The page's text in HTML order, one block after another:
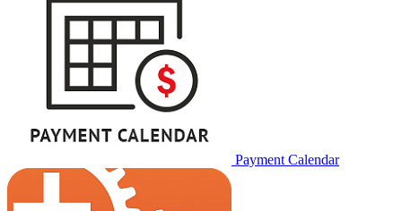
Payment Calendar